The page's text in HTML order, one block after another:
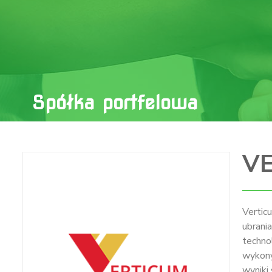
Spółka portfelowa